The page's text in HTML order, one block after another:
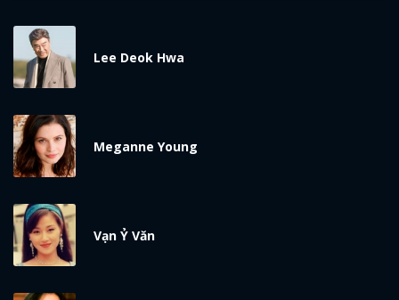
ĐĂNG NHẬP
Lee Deok Hwa
Meganne Young
Vạn Ỷ Văn